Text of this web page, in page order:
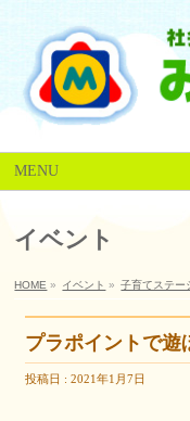
MENU
イベント
HOME » イベント » 子育てステー
プラポイントで遊
投稿日 : 2021年1月7日